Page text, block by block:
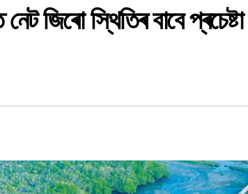
জিৰো স্থিতিৰ বাবে প্ৰচেষ্টা